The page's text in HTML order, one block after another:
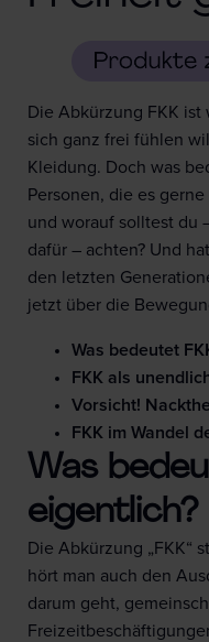
Die Abkürzung FKK
sich ganz frei fühlen
Kleidung. Doch was
Personen, die es
und worauf solltest du
dafür – achten? Und
den letzten
jetzt über die
Was bedeutet
FKK als
Vorsicht!
FKK im Wandel
Was
eigentlich?
Die Abkürzung „FKK“
hört man auch den
darum geht,